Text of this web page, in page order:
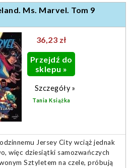
Ms. Marvel. Tom 9
36,23 zł
Przejdź do
sklepu »
Szczegóły »
Tania Książka
Jersey City wciąż jednak
więc dziesiątki samozwańczych
Sztyletem na czele, próbują